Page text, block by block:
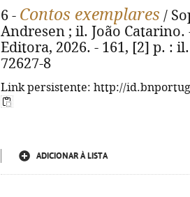
6 - Contos exemplares /
Andresen ; il. João
Editora, 2026. - 161, [2] p. :
72627-8
Link persistente: http://
ADICIONAR À LISTA